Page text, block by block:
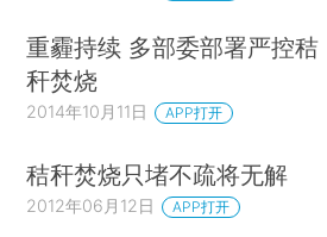
重霾持续 多部委部署严控秸
秆焚烧
2014年10月11日 APP打开
秸秆焚烧只堵不疏将无解
2012年06月12日 APP打开